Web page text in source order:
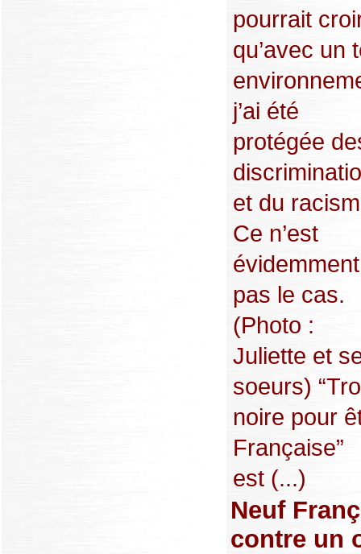
pourrait
qu’avec un
j’ai été
protégée
et du
Ce n’est
évidemment
pas le cas.
(Photo :
Juliette et
soeurs)
noire pour
Française”
est (...)
Neuf
contre un